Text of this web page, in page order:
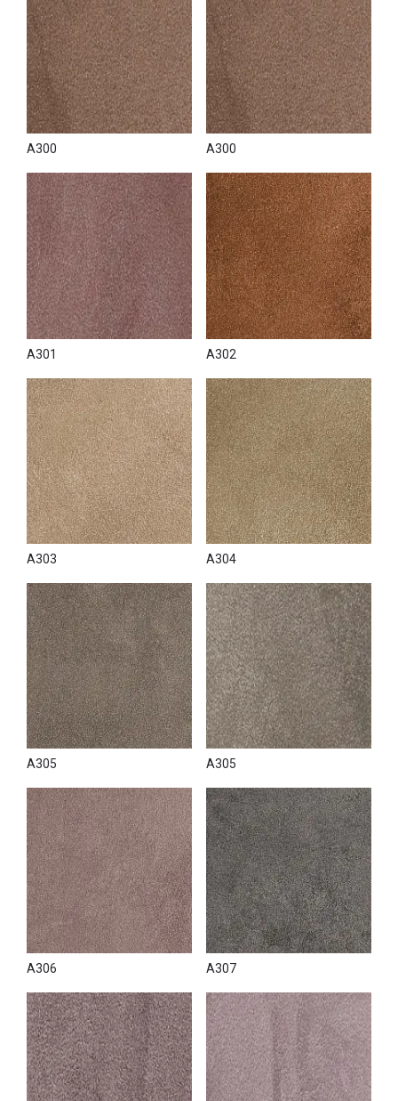
Купити декоративну фарбу Afriсa можна в нашому
інтернет-магазиніз доставкою по всій Україні. Також Ви
можете замовити декору стін в інтер'єр-бутику «VOGUE
INTERIORS», де представлені всі декоративні матеріали
компанії NOVACOLOR.
A300 A300
A301 A302
A303 A304
A305 A305
A306 A307